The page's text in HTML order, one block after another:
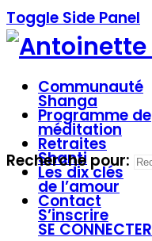
Toggle Side Panel
Communauté
Shanga
Programme de
méditation
Retraites
Shanti
Les dix clés
de l’amour
Contact
S’inscrire
SE CONNECTER
Recherche pour: